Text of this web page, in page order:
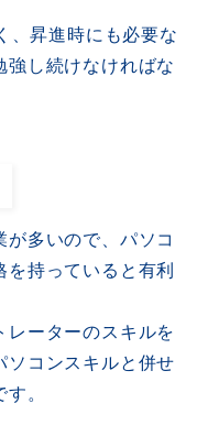
、昇進時にも必要な
強し続けなければな
多いので、パソコ
持っていると有利
レーターのスキルを
ソコンスキルと併せ
。